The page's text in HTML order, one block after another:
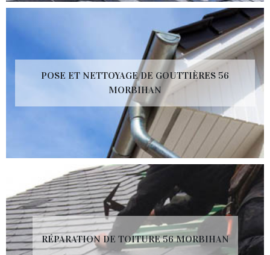
POSE ET NETTOYAGE DE GOUTTIÈRES 56
MORBIHAN
RÉPARATION DE TOITURE 56 MORBIHAN